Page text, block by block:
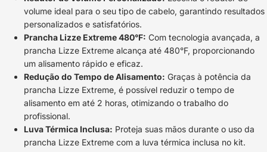
volume ideal para o seu tipo de cabelo, garantindo resultados
personalizados e satisfatórios.
Prancha Lizze Extreme 480°F: Com tecnologia avançada, a
prancha Lizze Extreme alcança até 480°F, proporcionando
um alisamento rápido e eficaz.
Redução do Tempo de Alisamento: Graças à potência da
prancha Lizze Extreme, é possível reduzir o tempo de
alisamento em até 2 horas, otimizando o trabalho do
profissional.
Luva Térmica Inclusa: Proteja suas mãos durante o uso da
prancha Lizze Extreme com a luva térmica inclusa no kit.